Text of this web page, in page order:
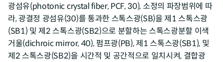
광섬유(photonic crystal fiber, PCF, 30), 소정의 파장범위에 따
라, 광결정 광섬유(30)를 통과한 스톡스광(SB)을 제1 스톡스광
(SB1) 및 제2 스톡스광(SB2)으로 분할하는 스톡스광분할 이색
거울(dichroic mirror, 40), 펌프광(PB), 제1 스톡스광(SB1), 및
제2 스톡스광(SB2)을 시간적 및 공간적으로 일치시켜, 결합광